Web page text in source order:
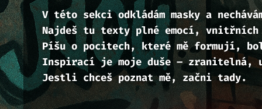
V této sekci odkládám masky a
Najdeš tu texty plné emocí,
Píšu o pocitech, které mě formují,
Inspirací je moje duše – zranitelná,
Jestli chceš poznat mě, začni tady.